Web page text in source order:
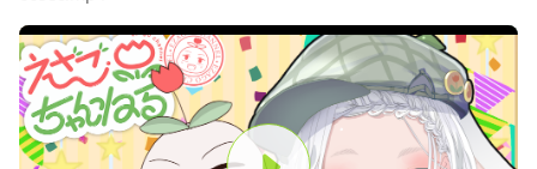
🌹ハッシュタグ🌹
イラスト：#んも絵部
叡智絵　：#夜のんも絵部
配信 ：#ンモステ